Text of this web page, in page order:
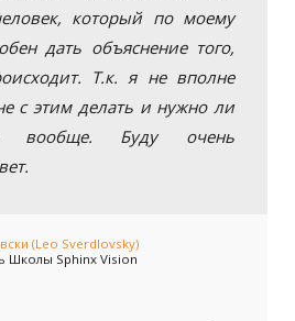
который по моему
дать объяснение того,
Т.к. я не вполне
с этим делать и нужно ли
вообще. Буду очень
(Leo Sverdlovsky)
Школы Sphinx Vision